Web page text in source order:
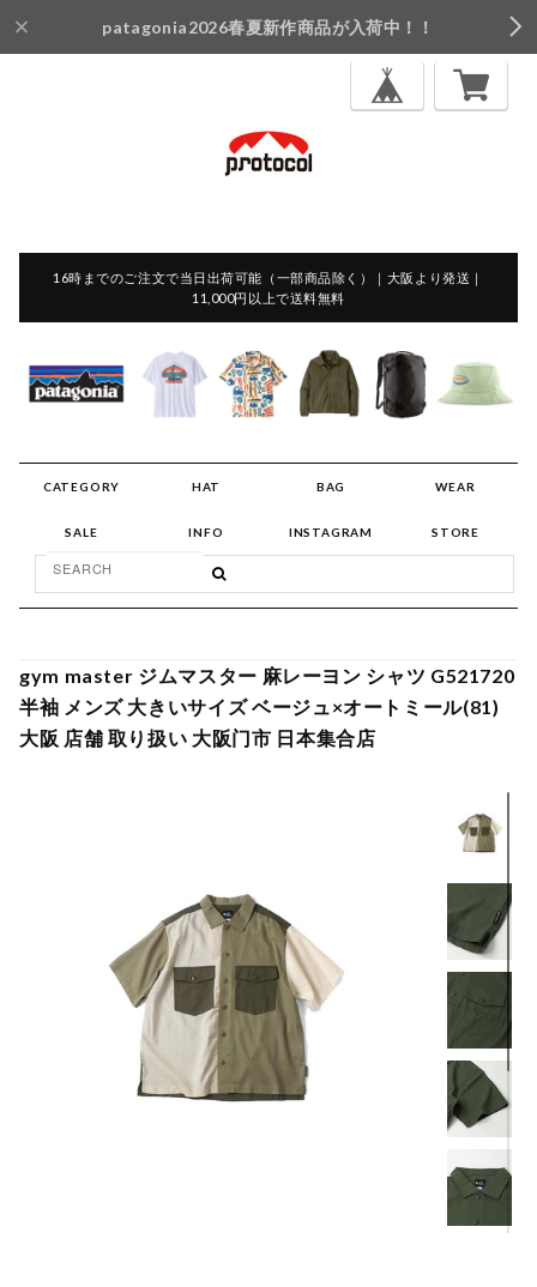
patagonia2026春夏新作商品が入荷中！！
16時までのご注文で当日出荷可能（一部商品除く）｜大阪より発送｜
11,000円以上で送料無料
CATEGORY HAT BAG WEAR
SALE INFO INSTAGRAM STORE
gym master ジムマスター 麻レーヨン シャツ G521720
半袖 メンズ 大きいサイズ ベージュ×オートミール(81)
大阪 店舗 取り扱い 大阪门市 日本集合店